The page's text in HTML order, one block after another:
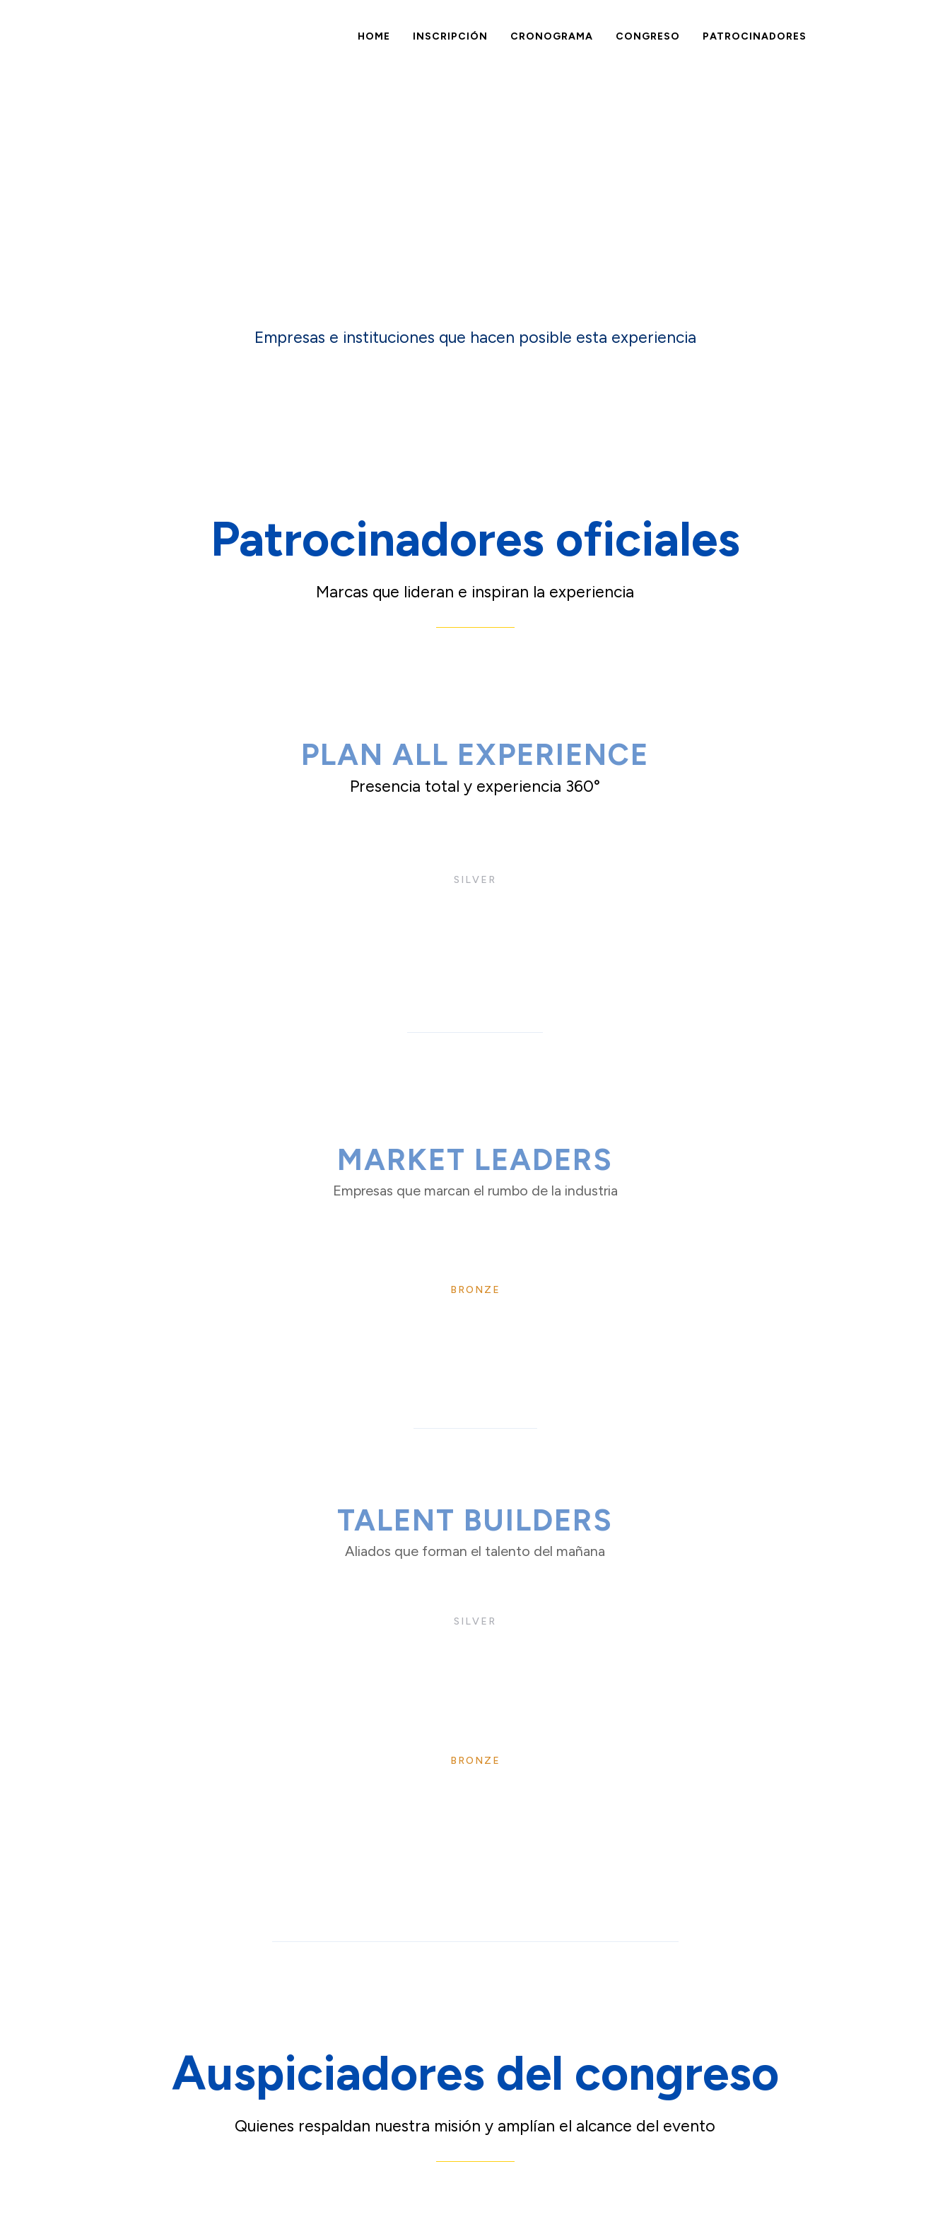
HOME INSCRIPCIÓN CRONOGRAMA CONGRESO PATROCINADORES
Empresas e instituciones que hacen posible esta experiencia
Patrocinadores oficiales
Marcas que lideran e inspiran la experiencia
PLAN ALL EXPERIENCE
Presencia total y experiencia 360°
SILVER
MARKET LEADERS
Empresas que marcan el rumbo de la industria
BRONZE
TALENT BUILDERS
Aliados que forman el talento del mañana
SILVER
BRONZE
Auspiciadores del congreso
Quienes respaldan nuestra misión y amplían el alcance del evento